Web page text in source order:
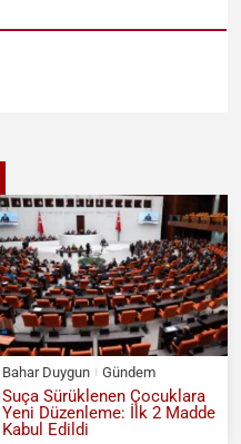
Bahar Duygun Gündem
Suça Sürüklenen Çocuklara
Yeni Düzenleme: İlk 2 Madde
Kabul Edildi